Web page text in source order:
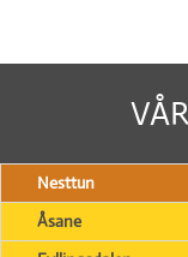
Nesttun
Åsane